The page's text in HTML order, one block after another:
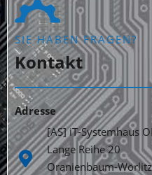
SIE HABEN FRAGEN?
Kontakt
Adresse
[AS] iT-Systemhaus
Lange Reihe 20
Oranienbaum-Wörlitz